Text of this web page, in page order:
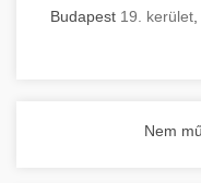
Budapest 19. kerület
Nem